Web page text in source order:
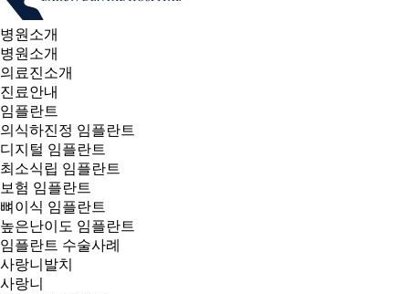
병원소개
병원소개
의료진소개
진료안내
임플란트
의식하진정 임플란트
디지털 임플란트
최소식립 임플란트
보험 임플란트
뼈이식 임플란트
높은난이도 임플란트
임플란트 수술사례
사랑니발치
사랑니